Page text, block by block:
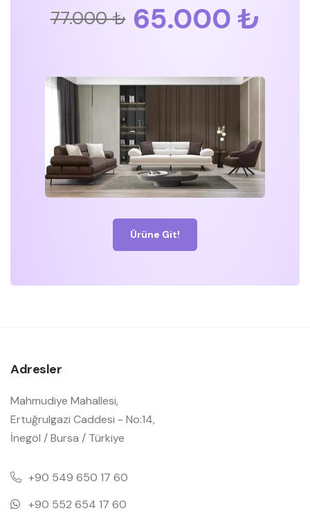
77.000 ₺ 65.000 ₺
Ürüne Git!
Adresler
Mahmudiye Mahallesi,
Ertuğrulgazi Caddesi - No:14,
İnegöl / Bursa / Türkiye
+90 549 650 17 60
+90 552 654 17 60